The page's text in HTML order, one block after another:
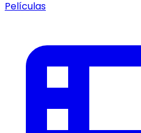
Películas